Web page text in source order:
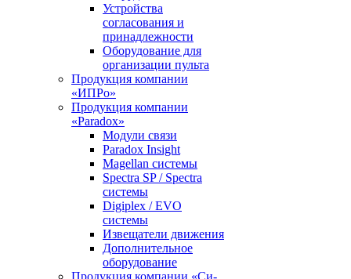
Устройства
согласования и
принадлежности
Оборудование для
организации пульта
Продукция компании
«ИПРо»
Продукция компании
«Paradox»
Модули связи
Paradox Insight
Magellan системы
Spectra SP / Spectra
системы
Digiplex / EVO
системы
Извещатели движения
Дополнительное
оборудование
Продукция компании «Си-